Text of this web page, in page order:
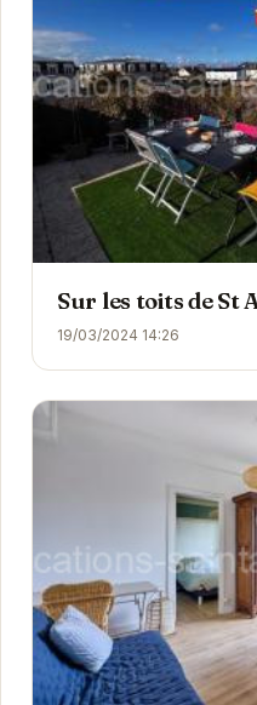
Sur les toits de St
19/03/2024 14:26